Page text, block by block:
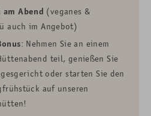
am Abend (veganes &
auch im Angebot)
: Nehmen Sie an einem
teil, genießen Sie
oder starten Sie den
auf unseren